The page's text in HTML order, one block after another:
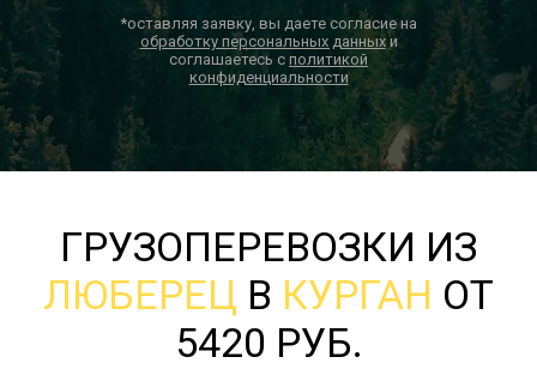
*оставляя заявку, вы даете согласие на
обработку персональных данныхи
соглашаетесь с политикой
конфиденциальности
ГРУЗОПЕРЕВОЗКИ ИЗ
ЛЮБЕРЕЦ В КУРГАН ОТ
5420 РУБ.